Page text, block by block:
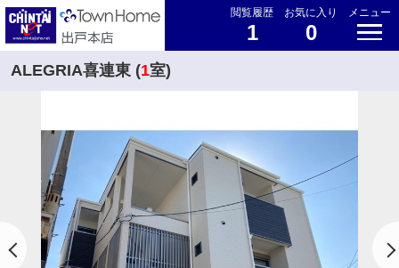
閲覧履歴
1
お気に入り
0
メニュー
ALEGRIA喜連東 (1室)